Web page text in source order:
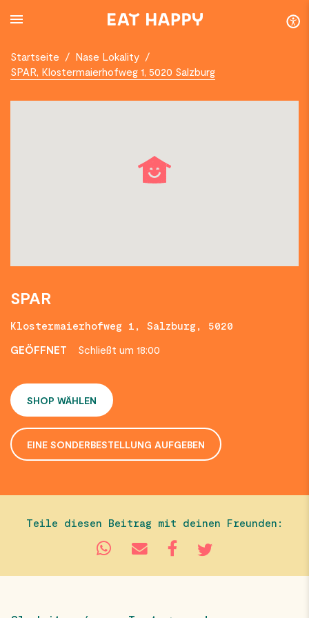
TO
Startseite / Nase Lokality /
SPAR, Klostermaierhofweg 1, 5020 Salzburg
SPAR
Klostermaierhofweg 1, Salzburg, 5020
GEÖFFNET
Schließt um 18:00
SHOP WÄHLEN
EINE SONDERBESTELLUNG AUFGEBEN
Teile diesen Beitrag mit deinen Freunden: